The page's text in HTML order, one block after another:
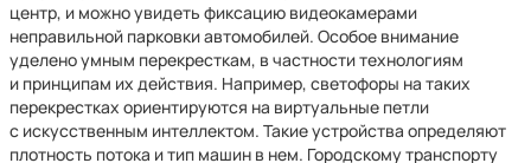
центр, и можно увидеть фиксацию видеокамерами
неправильной парковки автомобилей. Особое внимание
уделено умным перекресткам, в частности технологиям
и принципам их действия. Например, светофоры на таких
перекрестках ориентируются на виртуальные петли
с искусственным интеллектом. Такие устройства определяют
плотность потока и тип машин в нем. Городскому транспорту